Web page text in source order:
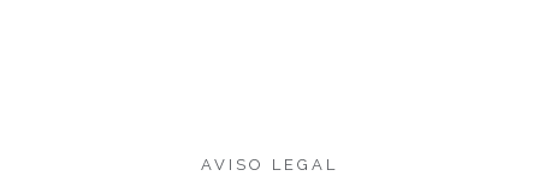
AVISO LEGAL